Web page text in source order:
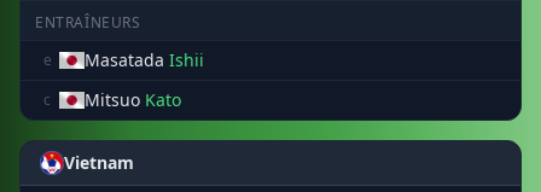
ENTRAÎNEURS
e
Masatada Ishii
c Mitsuo Kato
Vietnam